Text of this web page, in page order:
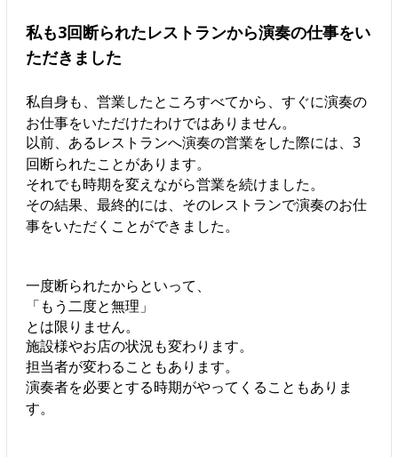
私も3回断られたレストランから演奏の仕事をい
ただきました
私自身も、営業したところすべてから、すぐに演奏の
お仕事をいただけたわけではありません。
以前、あるレストランへ演奏の営業をした際には、3
回断られたことがあります。
それでも時期を変えながら営業を続けました。
その結果、最終的には、そのレストランで演奏のお仕
事をいただくことができました。
一度断られたからといって、
「もう二度と無理」
とは限りません。
施設様やお店の状況も変わります。
担当者が変わることもあります。
演奏者を必要とする時期がやってくることもありま
す。